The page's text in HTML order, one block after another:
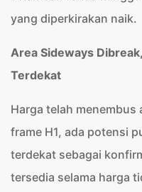
yang diperkirakan naik.
Area Sideways
Terdekat
Harga telah menembus
frame H1, ada potensi
terdekat sebagai
tersedia selama harga